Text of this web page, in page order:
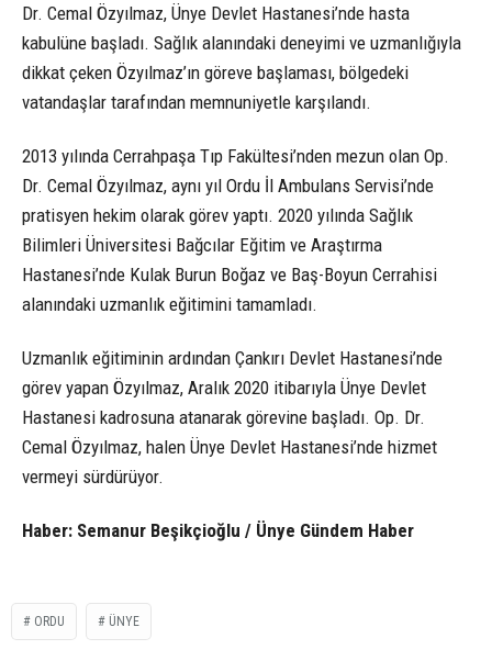
Dr. Cemal Özyılmaz, Ünye Devlet Hastanesi’nde hasta
kabulüne başladı. Sağlık alanındaki deneyimi ve uzmanlığıyla
dikkat çeken Özyılmaz’ın göreve başlaması, bölgedeki
vatandaşlar tarafından memnuniyetle karşılandı.
2013 yılında Cerrahpaşa Tıp Fakültesi’nden mezun olan Op.
Dr. Cemal Özyılmaz, aynı yıl Ordu İl Ambulans Servisi’nde
pratisyen hekim olarak görev yaptı. 2020 yılında Sağlık
Bilimleri Üniversitesi Bağcılar Eğitim ve Araştırma
Hastanesi’nde Kulak Burun Boğaz ve Baş-Boyun Cerrahisi
alanındaki uzmanlık eğitimini tamamladı.
Uzmanlık eğitiminin ardından Çankırı Devlet Hastanesi’nde
görev yapan Özyılmaz, Aralık 2020 itibarıyla Ünye Devlet
Hastanesi kadrosuna atanarak görevine başladı. Op. Dr.
Cemal Özyılmaz, halen Ünye Devlet Hastanesi’nde hizmet
vermeyi sürdürüyor.
Haber: Semanur Beşikçioğlu / Ünye Gündem Haber
ORDU ÜNYE